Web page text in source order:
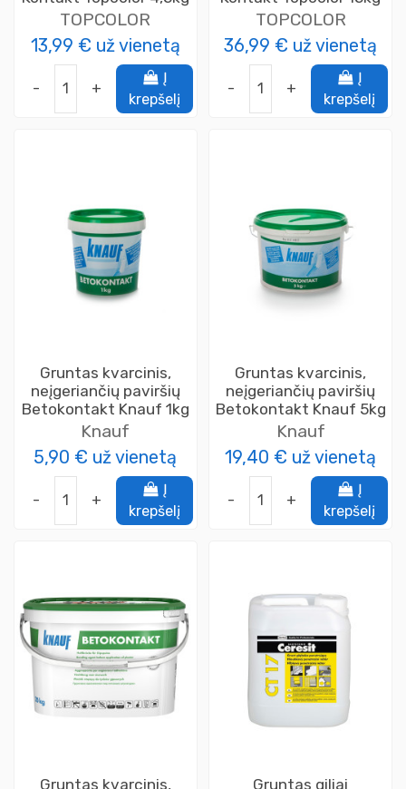
TOPCOLOR
13,99 € už vienetą
- +
Į
krepšelį
TOPCOLOR
36,99 € už vienetą
- +
Į
krepšelį
Gruntas kvarcinis,
neįgeriančių paviršių
Betokontakt Knauf 1kg
Knauf
5,90 € už vienetą
- +
Į
krepšelį
Gruntas kvarcinis,
neįgeriančių paviršių
Betokontakt Knauf 5kg
Knauf
19,40 € už vienetą
- +
Į
krepšelį
Gruntas kvarcinis,
Gruntas giliai